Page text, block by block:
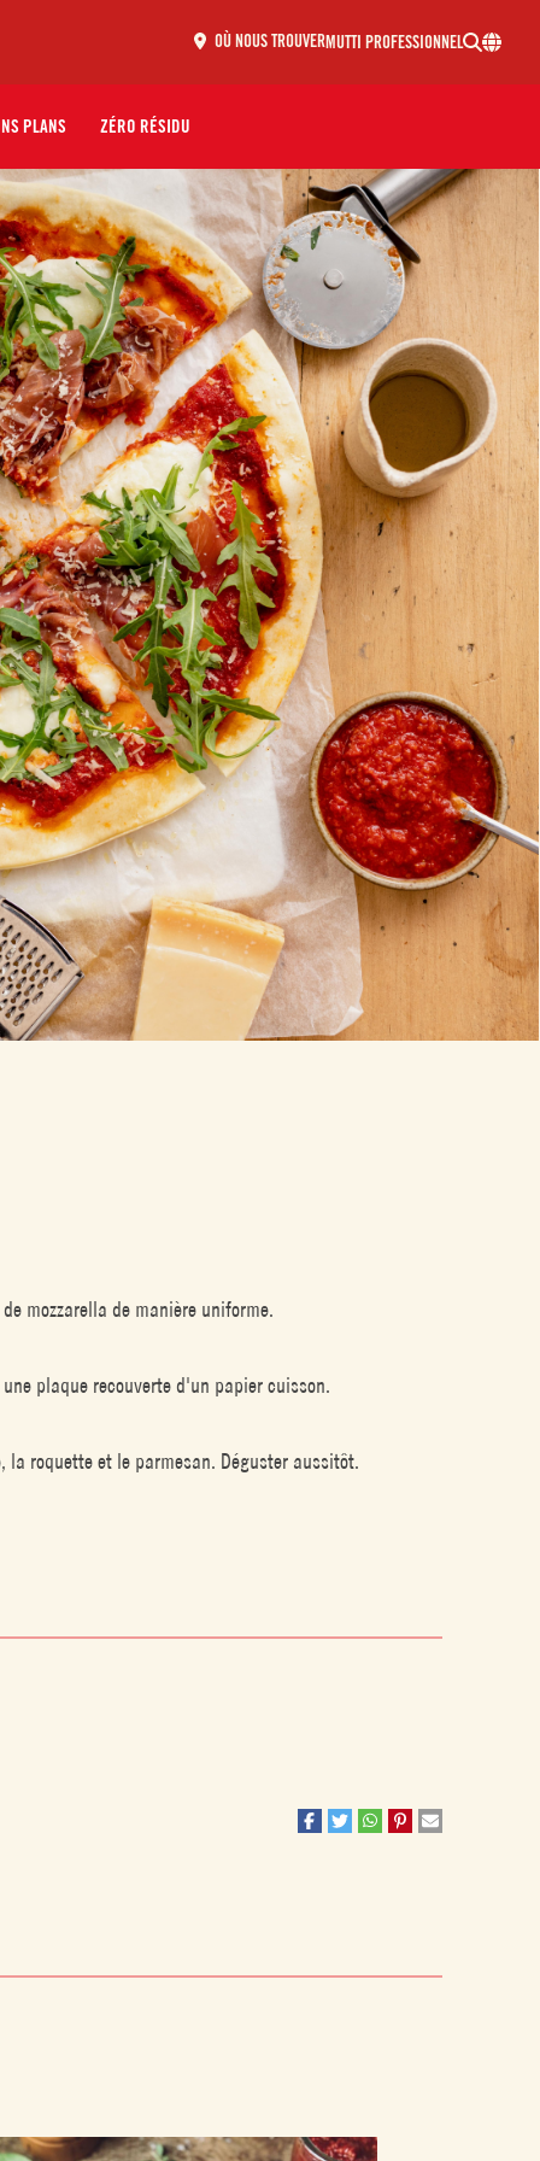
OÙ NOUS TROUVERMUTTI PROFESSIONNEL
PLANS ZÉRO RÉSIDU
mozzarella de manière uniforme.
plaque recouverte d'un papier cuisson.
roquette et le parmesan. Déguster aussitôt.